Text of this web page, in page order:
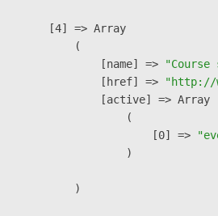
    [4] => Array
        (
            [name] =>
            [href] =>
"http://
            [active] => Array
                (
                    [0] =>
                )
        )